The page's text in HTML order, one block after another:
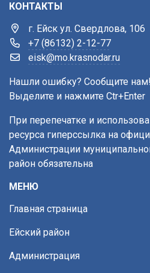
КОНТАКТЫ
г. Ейск ул. Свердлова, 106
+7 (86132) 2-12-77
eisk@mo.krasnodar.ru
Нашли ошибку? Сообщите нам!
Выделите и нажмите Ctr+Enter
При перепечатке и
ресурса гиперссылка на
Администрации
район обязательна
МЕНЮ
Главная страница
Ейский район
Администрация